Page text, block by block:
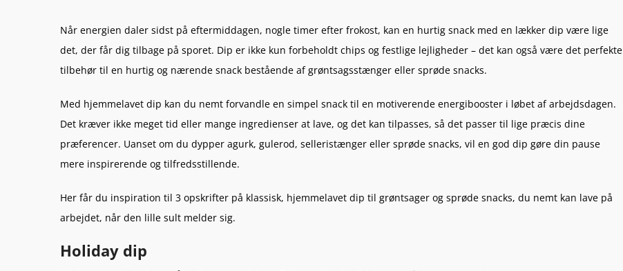
Når energien daler sidst på eftermiddagen, nogle timer efter frokost, kan en hurtig snack med en lækker dip være lige
det, der får dig tilbage på sporet. Dip er ikke kun forbeholdt chips og festlige lejligheder – det kan også være det perfekte
tilbehør til en hurtig og nærende snack bestående af grøntsagsstænger eller sprøde snacks.
Med hjemmelavet dip kan du nemt forvandle en simpel snack til en motiverende energibooster i løbet af arbejdsdagen.
Det kræver ikke meget tid eller mange ingredienser at lave, og det kan tilpasses, så det passer til lige præcis dine
præferencer. Uanset om du dypper agurk, gulerod, selleristænger eller sprøde snacks, vil en god dip gøre din pause
mere inspirerende og tilfredsstillende.
Her får du inspiration til 3 opskrifter på klassisk, hjemmelavet dip til grøntsager og sprøde snacks, du nemt kan lave på
arbejdet, når den lille sult melder sig.
Holiday dip